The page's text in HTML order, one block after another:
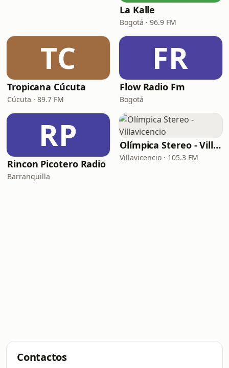
La Kalle
Bogotá · 96.9 FM
TC
Tropicana Cúcuta
Cúcuta · 89.7 FM
FR
Flow Radio Fm
Bogotá
RP
Rincon Picotero Radio
Barranquilla
Olímpica Stereo - Villavicencio
Villavicencio · 105.3 FM
Contactos